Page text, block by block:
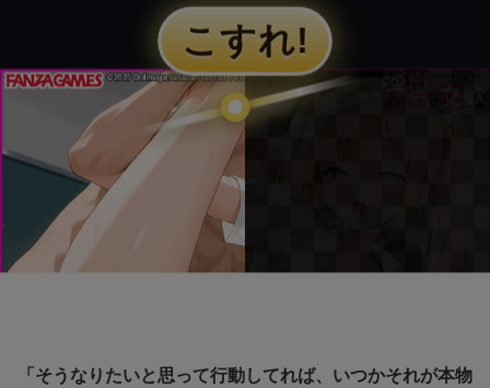
「そうなりたいと思って行動してれば、いつかそれが本物